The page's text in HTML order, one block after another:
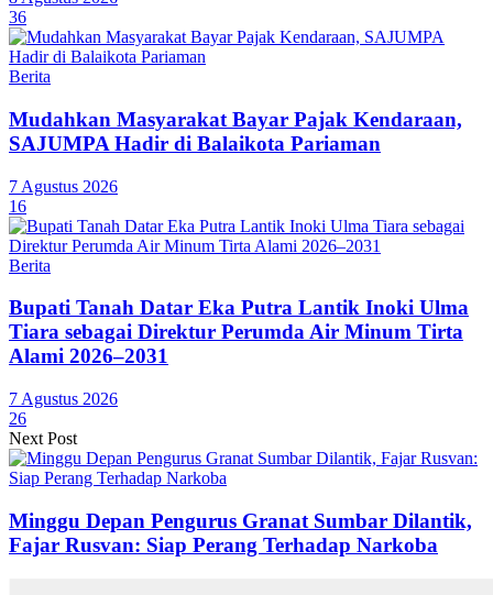
36
Berita
Mudahkan Masyarakat Bayar Pajak Kendaraan,
SAJUMPA Hadir di Balaikota Pariaman
7 Agustus 2026
16
Berita
Bupati Tanah Datar Eka Putra Lantik Inoki Ulma
Tiara sebagai Direktur Perumda Air Minum Tirta
Alami 2026–2031
7 Agustus 2026
26
Next Post
Minggu Depan Pengurus Granat Sumbar Dilantik,
Fajar Rusvan: Siap Perang Terhadap Narkoba